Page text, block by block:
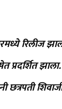
रिलीज
प्रदर्शित झाला.
छत्रपती